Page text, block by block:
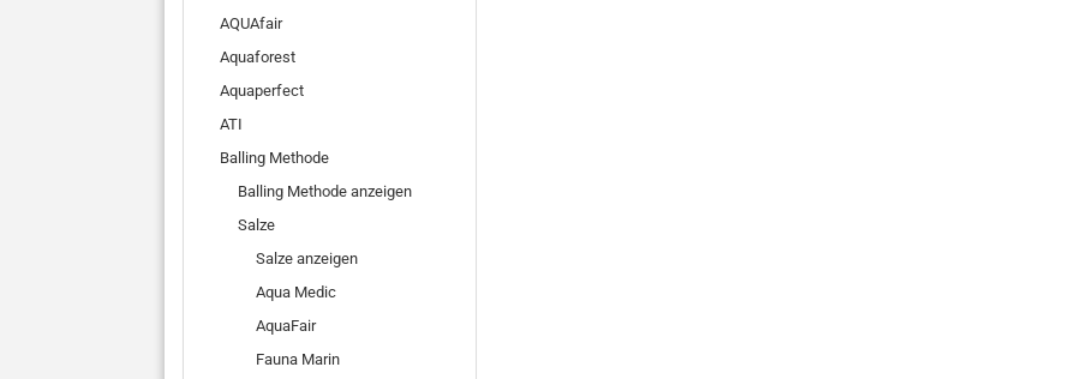
AQUAfair
Aquaforest
Aquaperfect
ATI
Balling Methode
Balling Methode anzeigen
Salze
Salze anzeigen
Aqua Medic
AquaFair
Fauna Marin